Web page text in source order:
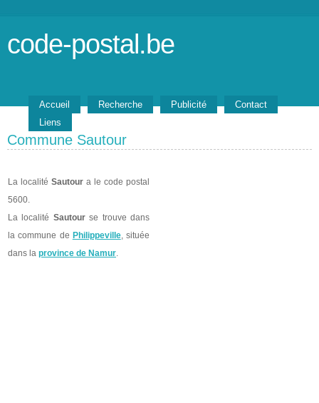
code-postal.be
Accueil Recherche Publicité
Contact
Liens
Commune Sautour
La localité Sautour a le code postal
5600.
La localité Sautourse trouve dans
la commune de Philippeville, située
dans la province de Namur.